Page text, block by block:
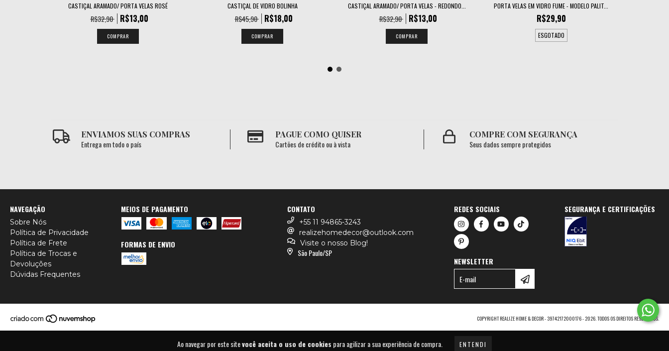
Ao navegar por este sitevocê aceita o uso de cookies para agilizar a sua experiência de compra. ENTENDI
CASTIÇAL ARAMADO/ PORTA VELAS ROSÉ
R$32,90 R$13,00
CASTIÇAL DE VIDRO BOLINHA
R$45,90 R$18,00
CASTIÇAL ARAMADO/ PORTA VELAS - REDONDO...
R$32,90 R$13,00
PORTA VELAS EM VIDRO FUME - MODELO PALIT...
R$29,90
ESGOTADO
ENVIAMOS SUAS COMPRAS
Entrega em todo o país
PAGUE COMO QUISER
Cartões de crédito ou à vista
COMPRE COM SEGURANÇA
Seus dados sempre protegidos
NAVEGAÇÃO
Sobre Nós
Política de Privacidade
Política de Frete
Política de Trocas e
Devoluções
Dúvidas Frequentes
MEIOS DE PAGAMENTO
FORMAS DE ENVIO
CONTATO
+55 11 94865-3243
realizehomedecor@outlook.com
Visite o nosso Blog!
São Paulo/SP
REDES SOCIAIS
NEWSLETTER
SEGURANÇA E CERTIFICAÇÕES
COPYRIGHT REALIZE HOME & DECOR - 39742172000176 - 2026. TODOS OS DIREITOS RESERVADOS.